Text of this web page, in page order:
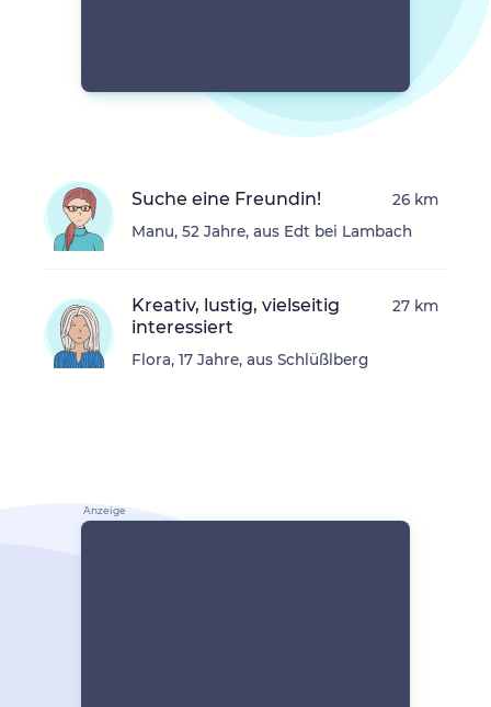
Suche eine Freundin!
Manu, 52 Jahre, aus Edt bei Lambach
26 km
Kreativ, lustig, vielseitig
interessiert
Flora, 17 Jahre, aus Schlüßlberg
27 km